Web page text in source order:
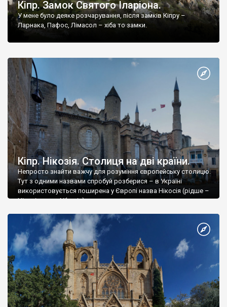
Кіпр. Замок Святого Іларіона.
У мене було деяке розчарування, після замків Кіпру –
Ларнака, Пафос, Лімасол – хіба то замки.
Кіпр. Нікозія. Столиця на дві країни.
Непросто знайти важчу для розуміння європейську столицю.
Тут з одними назвами спробуй розберися – в Україні
використовується поширена у Європі назва Нікосія (рідше –
Нікозія, англ. Nikosia).